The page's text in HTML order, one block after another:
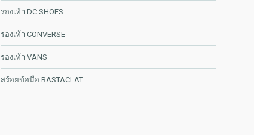
รองเท้า DC SHOES
รองเท้า CONVERSE
รองเท้า VANS
สร้อยข้อมือ RASTACLAT